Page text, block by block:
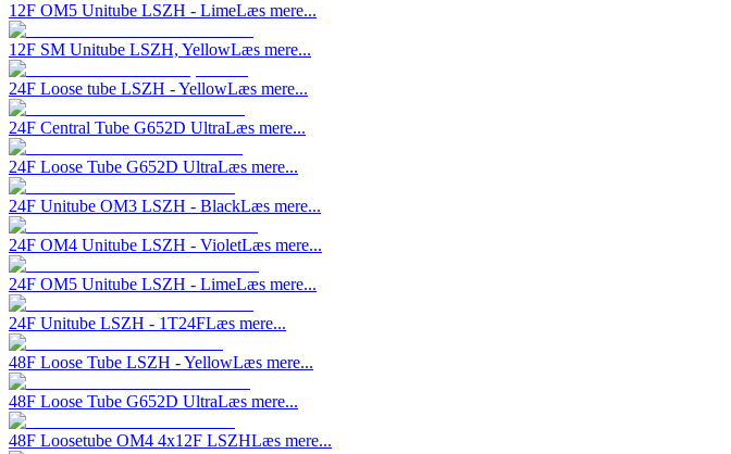
12F OM5 Unitube LSZH - LimeLæs mere...
12F SM Unitube LSZH, YellowLæs mere...
24F Loose tube LSZH - YellowLæs mere...
24F Central Tube G652D UltraLæs mere...
24F Loose Tube G652D UltraLæs mere...
24F Unitube OM3 LSZH - BlackLæs mere...
24F OM4 Unitube LSZH - VioletLæs mere...
24F OM5 Unitube LSZH - LimeLæs mere...
24F Unitube LSZH - 1T24FLæs mere...
48F Loose Tube LSZH - YellowLæs mere...
48F Loose Tube G652D UltraLæs mere...
48F Loosetube OM4 4x12F LSZHLæs mere...